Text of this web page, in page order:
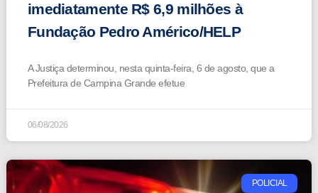
imediatamente R$ 6,9 milhões à
Fundação Pedro Américo/HELP
A Justiça determinou, nesta quinta-feira, 6 de agosto, que a
Prefeitura de Campina Grande efetue
06/08/2026
POLICIAL